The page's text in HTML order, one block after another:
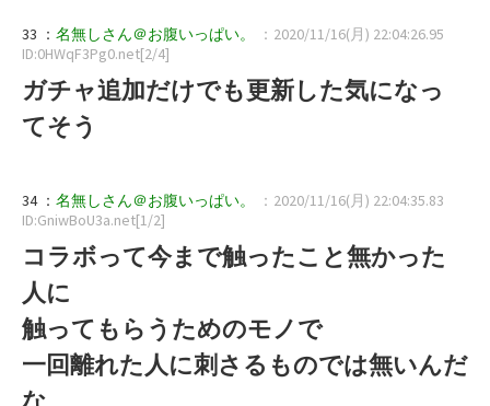
33 ： 名無しさん＠お腹いっぱい。
：2020/11/16(月) 22:04:26.95
ID:0HWqF3Pg0.net[2/4]
ガチャ追加だけでも更新した気になっ
てそう
34 ： 名無しさん＠お腹いっぱい。
：2020/11/16(月) 22:04:35.83
ID:GniwBoU3a.net[1/2]
コラボって今まで触ったこと無かった
人に
触ってもらうためのモノで
一回離れた人に刺さるものでは無いんだ